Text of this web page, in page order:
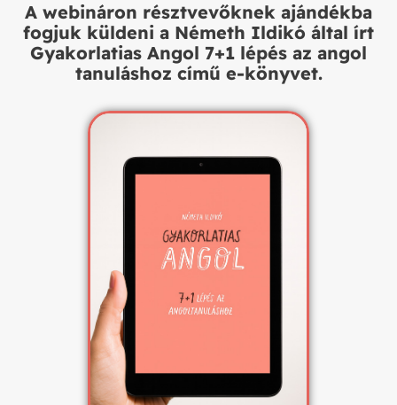
A webináron résztvevőknek ajándékba
fogjuk küldeni a Németh Ildikó által írt
Gyakorlatias Angol 7+1 lépés az angol
tanuláshoz című e-könyvet.